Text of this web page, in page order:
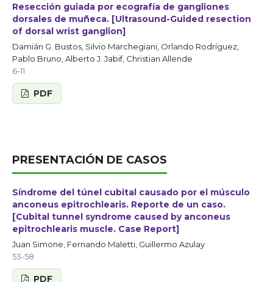
Resección guiada por ecografía de gangliones
dorsales de muñeca. [Ultrasound-Guided resection
of dorsal wrist ganglion]
Damián G. Bustos, Silvio Marchegiani, Orlando Rodríguez,
Pablo Bruno, Alberto J. Jabif, Christian Allende
6-11
PDF
PRESENTACIÓN DE CASOS
Síndrome del túnel cubital causado por el músculo
anconeus epitrochlearis. Reporte de un caso.
[Cubital tunnel syndrome caused by anconeus
epitrochlearis muscle. Case Report]
Juan Simone, Fernando Maletti, Guillermo Azulay
53-58
PDF